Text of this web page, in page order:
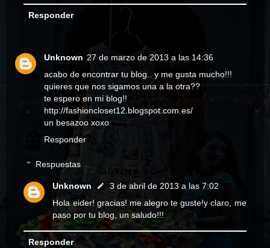
Responder
Unknown 27 de marzo de 2013 a las 14:36
acabo de encontrar tu blog.. y me gusta mucho!!!
quieres que nos sigamos una a la otra??
te espero en mi blog!!
http://fashioncloset12.blogspot.com.es/
un besazoo xoxo
Responder
Respuestas
Unknown
3 de abril de 2013 a las 7:02
Hola eider! gracias! me alegro te guste!y claro, me
paso por tu blog, un saludo!!!
Responder